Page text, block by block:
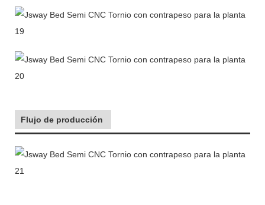
Flujo de producción